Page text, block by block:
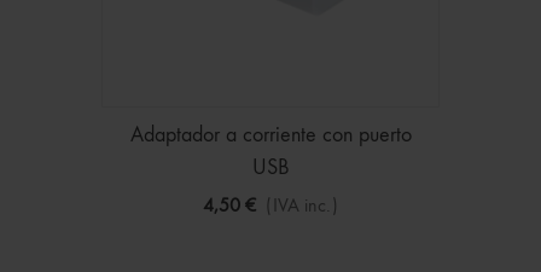
Adaptador a corriente con puerto
USB
4,50 € (IVA inc.)